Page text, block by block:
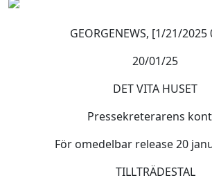
GEORGENEWS, [1/21/2025
20/01/25
DET VITA HUSET
Pressekreterarens
För omedelbar release 20
TILLTRÄDESTAL